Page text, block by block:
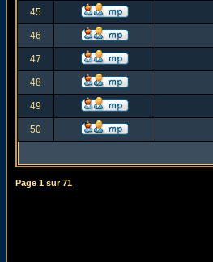
45
46
47
48
49
50
Page 1 sur71